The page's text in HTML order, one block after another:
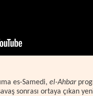
es-Samedi, el-Ahbar
sonrası ortaya çıkan